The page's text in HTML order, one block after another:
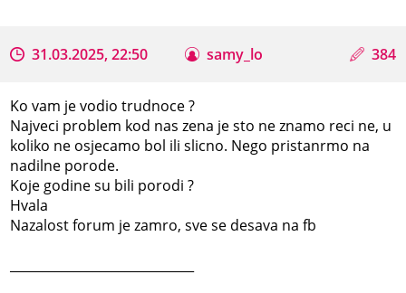
31.03.2025, 22:50 samy_lo 384
Ko vam je vodio trudnoce ?
Najveci problem kod nas zena je sto ne znamo reci ne, u
koliko ne osjecamo bol ili slicno. Nego pristanrmo na
nadilne porode.
Koje godine su bili porodi ?
Hvala
Nazalost forum je zamro, sve se desava na fb